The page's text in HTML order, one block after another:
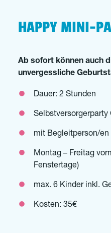
HAPPY MINI-
Ab sofort können auch
unvergessliche
Dauer: 2 Stunden
mit Begleitperson/en
Montag – Freitag
Fenstertage)
max. 6 Kinder inkl.
Kosten: 35€